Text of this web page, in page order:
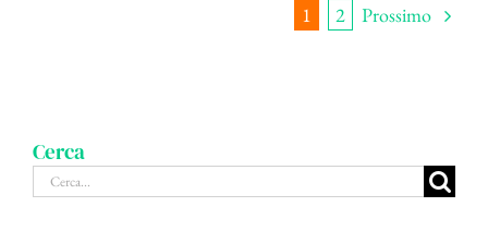
1 2 Prossimo
Cerca
Cerca
per: